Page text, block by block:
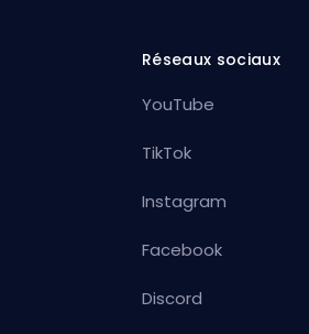
Réseaux sociaux
YouTube
TikTok
Instagram
Facebook
Discord